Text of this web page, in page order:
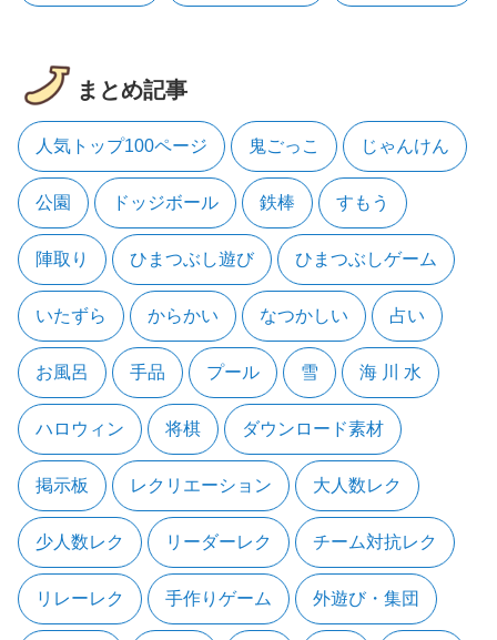
まとめ記事
人気トップ100ページ 鬼ごっこ じゃんけん
公園 ドッジボール 鉄棒 すもう
陣取り ひまつぶし遊び ひまつぶしゲーム
いたずら からかい なつかしい 占い
お風呂 手品 プール 雪 海 川 水
ハロウィン 将棋 ダウンロード素材
掲示板 レクリエーション 大人数レク
少人数レク リーダーレク チーム対抗レク
リレーレク 手作りゲーム 外遊び・集団